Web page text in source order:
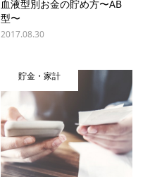
血液型別お金の貯め方〜AB
型〜
2017.08.30
貯金・家計